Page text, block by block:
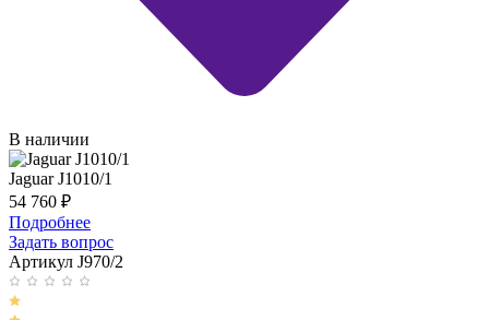
В наличии
Jaguar J1010/1
54 760 ₽
Подробнее
Задать вопрос
Артикул J970/2